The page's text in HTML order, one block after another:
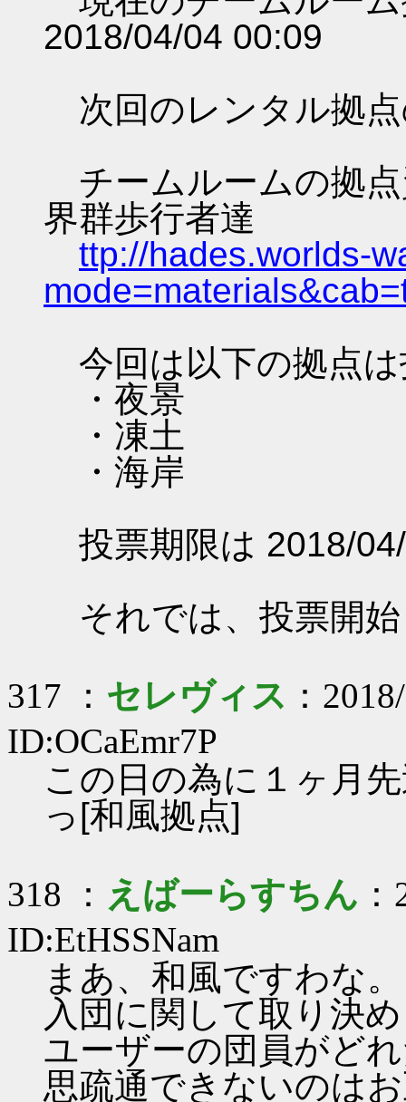
2018/04/04 00:09
次回のレンタル拠
チームルームの拠
界群歩行者達
ttp://hades.worlds-
今回は以下の拠点
・夜景
・凍土
・海岸
投票期限は 2018/
それでは、投票開
317 ： セレヴィス ：
ID:OCaEmr7P
この日の為に１ヶ月
っ[和風拠点]
318 ： えばーらすちん
ID:EtHSSNam
まあ、和風ですわな
入団に関して取り決
ユーザーの団員がど
思疏通できないのは